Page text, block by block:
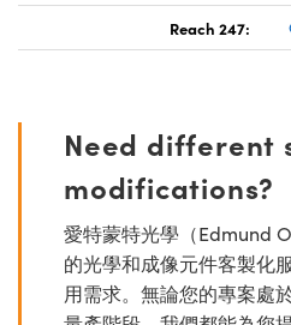
Reach 247:
Need different
modifications?
愛特蒙特光學（Edmund
的光學和成像元件客製化
用需求。無論您的專案處